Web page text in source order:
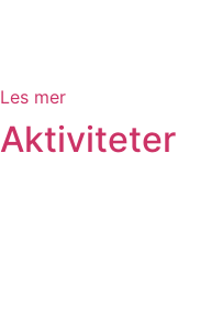
Les mer
Aktiviteter